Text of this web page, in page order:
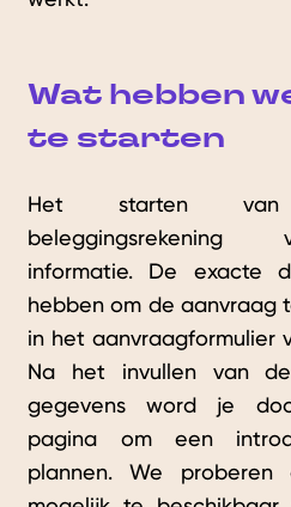
Wat hebben
te starten
Het starten
informatie. De exacte
hebben om de aanvraag
in het aanvraagformulier
Na het invullen van
gegevens word je
pagina om een
plannen. We